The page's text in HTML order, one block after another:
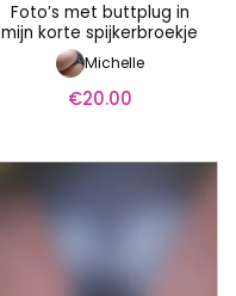
Foto’s met buttplug in
mijn korte spijkerbroekje
Michelle
€20.00